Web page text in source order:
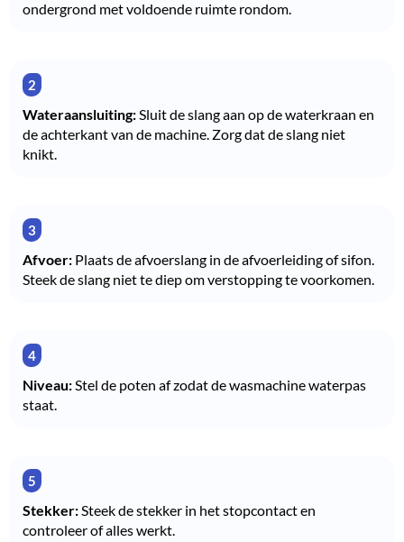
ondergrond met voldoende ruimte rondom.
Wateraansluiting:Sluit de slang aan op de waterkraan en
de achterkant van de machine. Zorg dat de slang niet
knikt.
Afvoer: Plaats de afvoerslang in de afvoerleiding of sifon.
Steek de slang niet te diep om verstopping te voorkomen.
Niveau:Stel de poten af zodat de wasmachine waterpas
staat.
Stekker:Steek de stekker in het stopcontact en
controleer of alles werkt.